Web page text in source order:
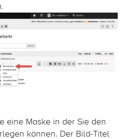
.
eine Maske in der Sie den
können. Der Bild-Titel